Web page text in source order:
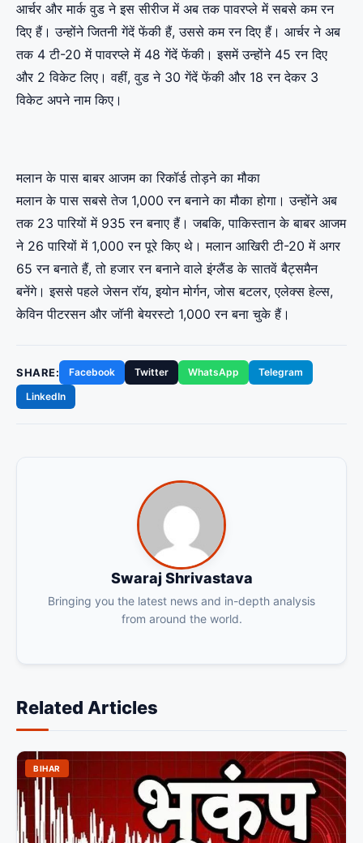
आर्चर और मार्क वुड ने इस सीरीज में अब तक पावरप्ले में सबसे कम रन
दिए हैं। उन्होंने जितनी गेंदें फेंकी हैं, उससे कम रन दिए हैं। आर्चर ने अब
तक 4 टी-20 में पावरप्ले में 48 गेंदें फेंकी। इसमें उन्होंने 45 रन दिए
और 2 विकेट लिए। वहीं, वुड ने 30 गेंदें फेंकी और 18 रन देकर 3
विकेट अपने नाम किए।
मलान के पास बाबर आजम का रिकॉर्ड तोड़ने का मौका
मलान के पास सबसे तेज 1,000 रन बनाने का मौका होगा। उन्होंने अब
तक 23 पारियों में 935 रन बनाए हैं। जबकि, पाकिस्तान के बाबर आजम
ने 26 पारियों में 1,000 रन पूरे किए थे। मलान आखिरी टी-20 में अगर
65 रन बनाते हैं, तो हजार रन बनाने वाले इंग्लैंड के सातवें बैट्समैन
बनेंगे। इससे पहले जेसन रॉय, इयोन मोर्गन, जोस बटलर, एलेक्स हेल्स,
केविन पीटरसन और जॉनी बेयरस्टो 1,000 रन बना चुके हैं।
SHARE: Facebook Twitter WhatsApp
Telegram
LinkedIn
Swaraj Shrivastava
Bringing you the latest news and in-depth analysis
from around the world.
Related Articles
BIHAR